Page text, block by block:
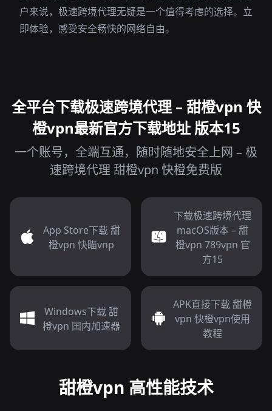
户来说，极速跨境代理无疑是一个值得考虑的选择。立
即体验，感受安全畅快的网络自由。
全平台下载极速跨境代理 – 甜橙vpn 快
橙vpn最新官方下载地址 版本15
一个账号，全端互通，随时随地安全上网 – 极
速跨境代理 甜橙vpn 快橙免费版
App Store下载 甜
橙vpn 快瞄vnp
下载极速跨境代理
macOS版本 – 甜
橙vpn 789vpn 官
方15
Windows下载 甜
橙vpn 国内加速器
APK直接下载 甜橙
vpn 快橙vpn使用
教程
甜橙vpn 高性能技术